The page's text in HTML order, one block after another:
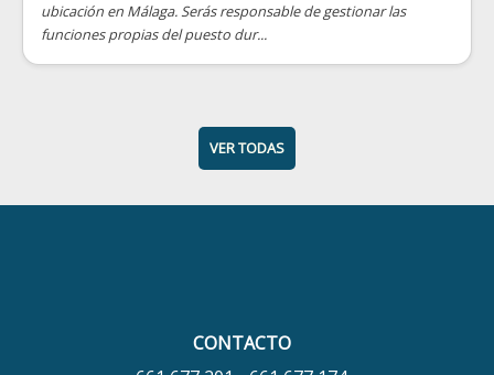
ubicación en Málaga. Serás responsable de gestionar las
funciones propias del puesto dur...
VER TODAS
CONTACTO